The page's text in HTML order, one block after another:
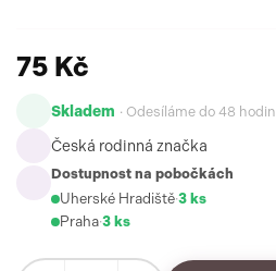
75 Kč
Skladem · Odesíláme do 48 hodin
Česká rodinná značka
Dostupnost na pobočkách
Uherské Hradiště·3 ks
Praha·3 ks